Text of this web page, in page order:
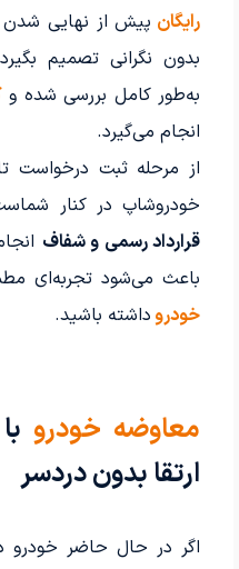
رایگان پیش از نهایی شدن
بدون نگرانی تصمیم
به‌طور کامل بررسی شده و
انجام می‌گیرد.
از مرحله ثبت درخواست
خودروشاپ در کنار
قرارداد رسمی و شفاف
باعث می‌شود تجربه‌ای
خودرو داشته باشید.
معاوضه خودرو
ارتقا بدون دردسر
اگر در حال حاضر خودرو